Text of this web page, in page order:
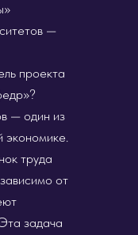
—
проекта
— один из
экономике.
труда
от
задача